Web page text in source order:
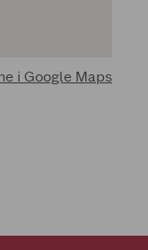
i Google Maps